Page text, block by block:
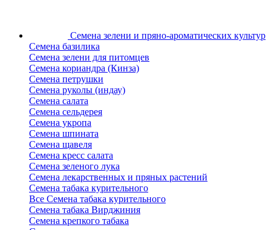
Семена зелени и пряно-ароматических культур
Семена базилика
Семена зелени для питомцев
Семена кориандра (Кинза)
Семена петрушки
Семена руколы (индау)
Семена салата
Семена сельдерея
Семена укропа
Семена шпината
Семена щавеля
Семена кресс салата
Семена зеленого лука
Семена лекарственных и пряных растений
Семена табака курительного
Все Семена табака курительного
Семена табака Вирджиния
Семена крепкого табака